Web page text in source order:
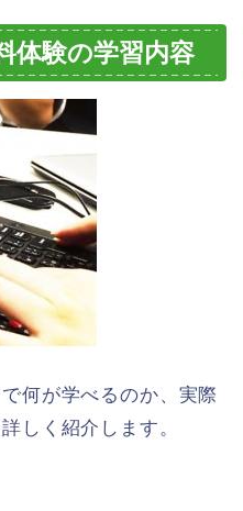
体験の学習内容
何が学べるのか、実際
しく紹介します。